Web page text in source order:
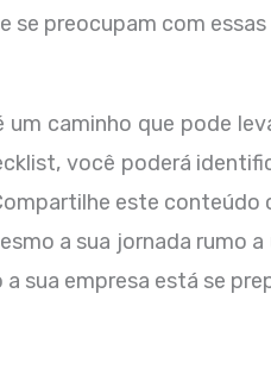
se preocupam com
caminho que pode
você poderá
este conteúdo
a sua jornada rumo
sua empresa está se